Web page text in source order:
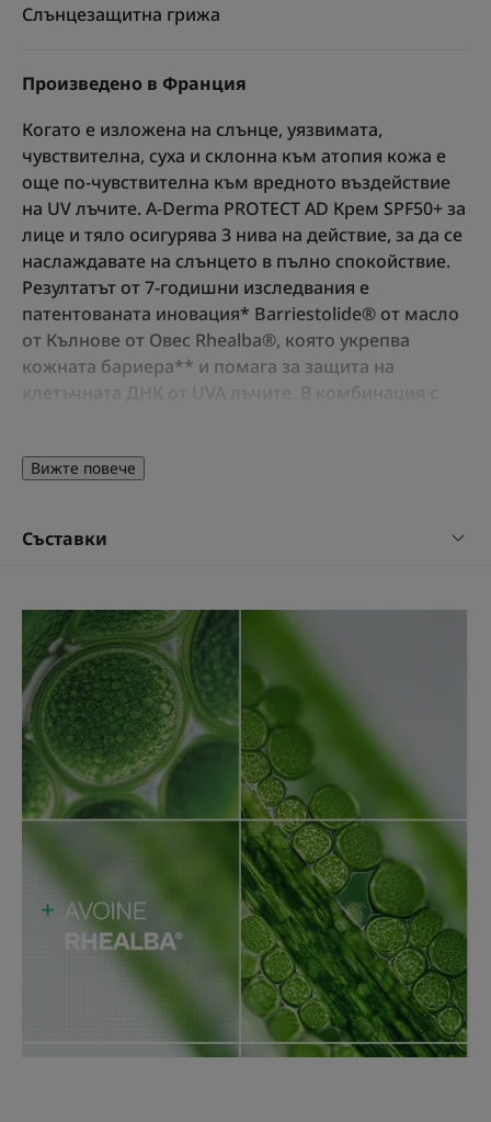
Слънцезащитна грижа
Произведено в Франция
Когато е изложена на слънце, уязвимата,
чувствителна, суха и склонна към атопия кожа е
още по-чувствителна към вредното въздействие
на UV лъчите. A-Derma PROTECT AD Крем SPF50+ за
лице и тяло осигурява 3 нива на действие, за да се
наслаждавате на слънцето в пълно спокойствие.
Резултатът от 7-годишни изследвания е
патентованата иновация* Barriestolide® от масло
от Кълнове от Овес Rhealba®, която укрепва
кожната бариера** и помага за защита на
клетъчната ДНК от UVA лъчите. В комбинация с
чувствителна, суха и склонна към атопия кожа.
крем SPF 50+ може лесно да се нанася на лице и
които са доказали, че нашите филтри A-DERMA
PROTECT не оказват влияние върху един вид
корали, един вид фитопланктон и един вид
зоопланктон (налични са научни изследвания в
подкрепа на тези ключови модели на морското
биоразнообразие)**.
Веган информация: без съставки с животински
произход.
Предимство
Със своите патентовани* фотозащитни филтри,
които не проникват в кожата, и с мощния и
иновативен Barriestolide®, A-Derma PROTECT AD
КРЕМ SPF 50+ защитава, подсилва и подпомага
защитата на клетъчната ДНК на уязвимата, суха и
склонна към атопия кожа.
Вижте повече
Съставки